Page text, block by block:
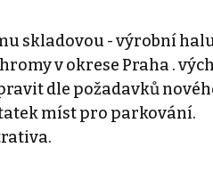
skladovou - výrobní halu
v okrese Praha .
dle požadavků
míst pro parkování.